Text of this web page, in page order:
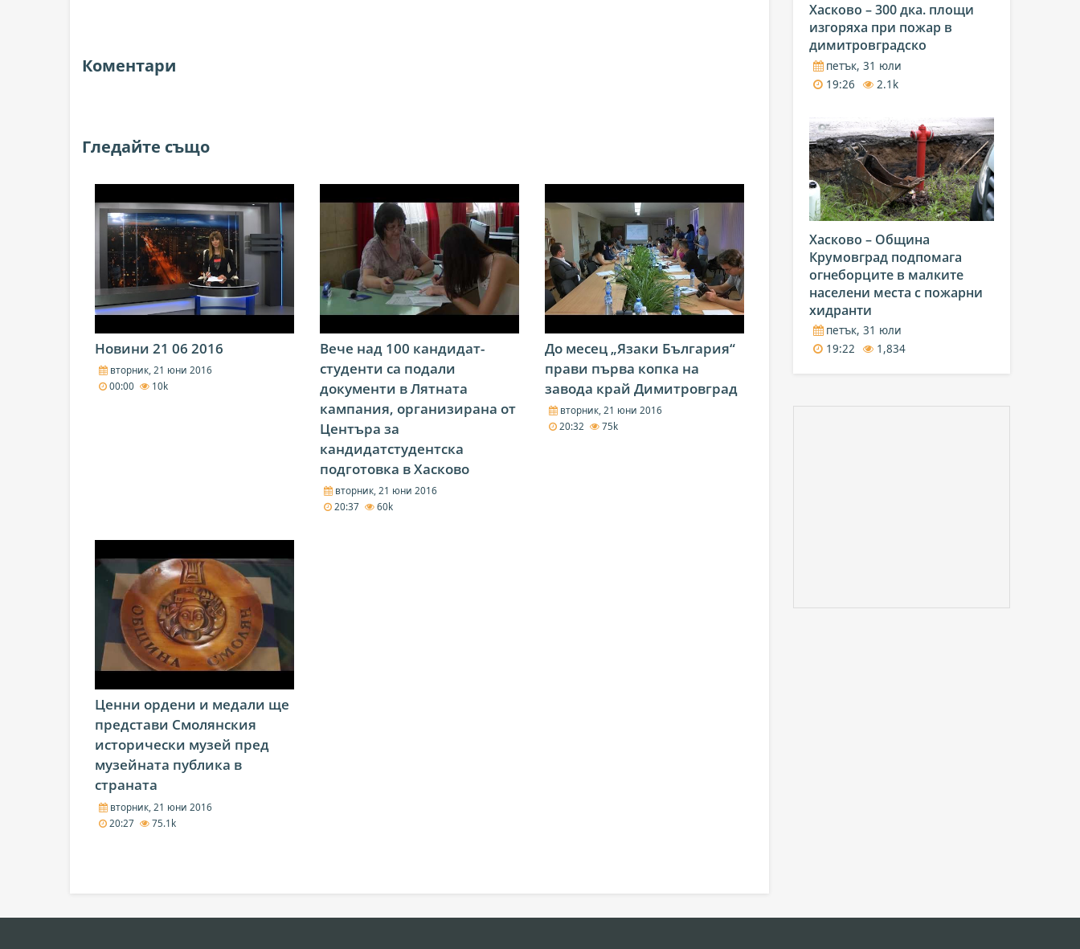
Коментари
Гледайте също
Новини 21 06 2016
вторник, 21 юни 2016
00:00
10k
Вече над 100 кандидат-
студенти са подали
документи в Лятната
кампания, организирана от
Центъра за
кандидатстудентска
подготовка в Хасково
вторник, 21 юни 2016
20:37
60k
До месец „Язаки България“
прави първа копка на
завода край Димитровград
вторник, 21 юни 2016
20:32
75k
Ценни ордени и медали ще
представи Смолянския
исторически музей пред
музейната публика в
страната
вторник, 21 юни 2016
20:27
75.1k
Хасково – 300 дка. площи
изгоряха при пожар в
димитровградско
петък, 31 юли
19:26
2.1k
Хасково – Община
Крумовград подпомага
огнеборците в малките
населени места с пожарни
хидранти
петък, 31 юли
19:22
1,834